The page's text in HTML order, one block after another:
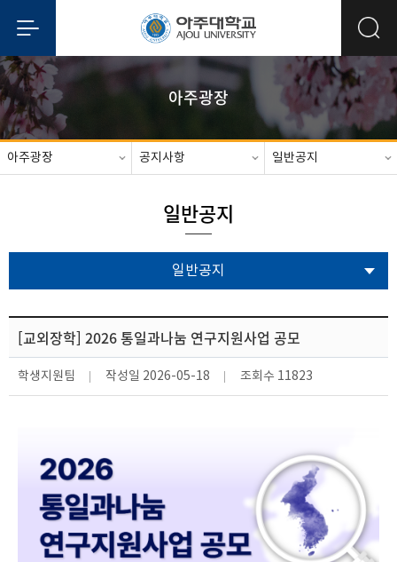
아주광장
아주광장 공지사항 일반공지
일반공지
일반공지
[교외장학] 2026 통일과나눔 연구지원사업 공모
학생지원팀 작성일 2026-05-18 조회수 11823